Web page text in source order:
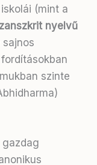
(mint a
nyelvű
szinte
gazdag